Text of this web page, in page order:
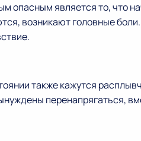
является то, что
возникают головные
также кажутся
перенапрягаться,